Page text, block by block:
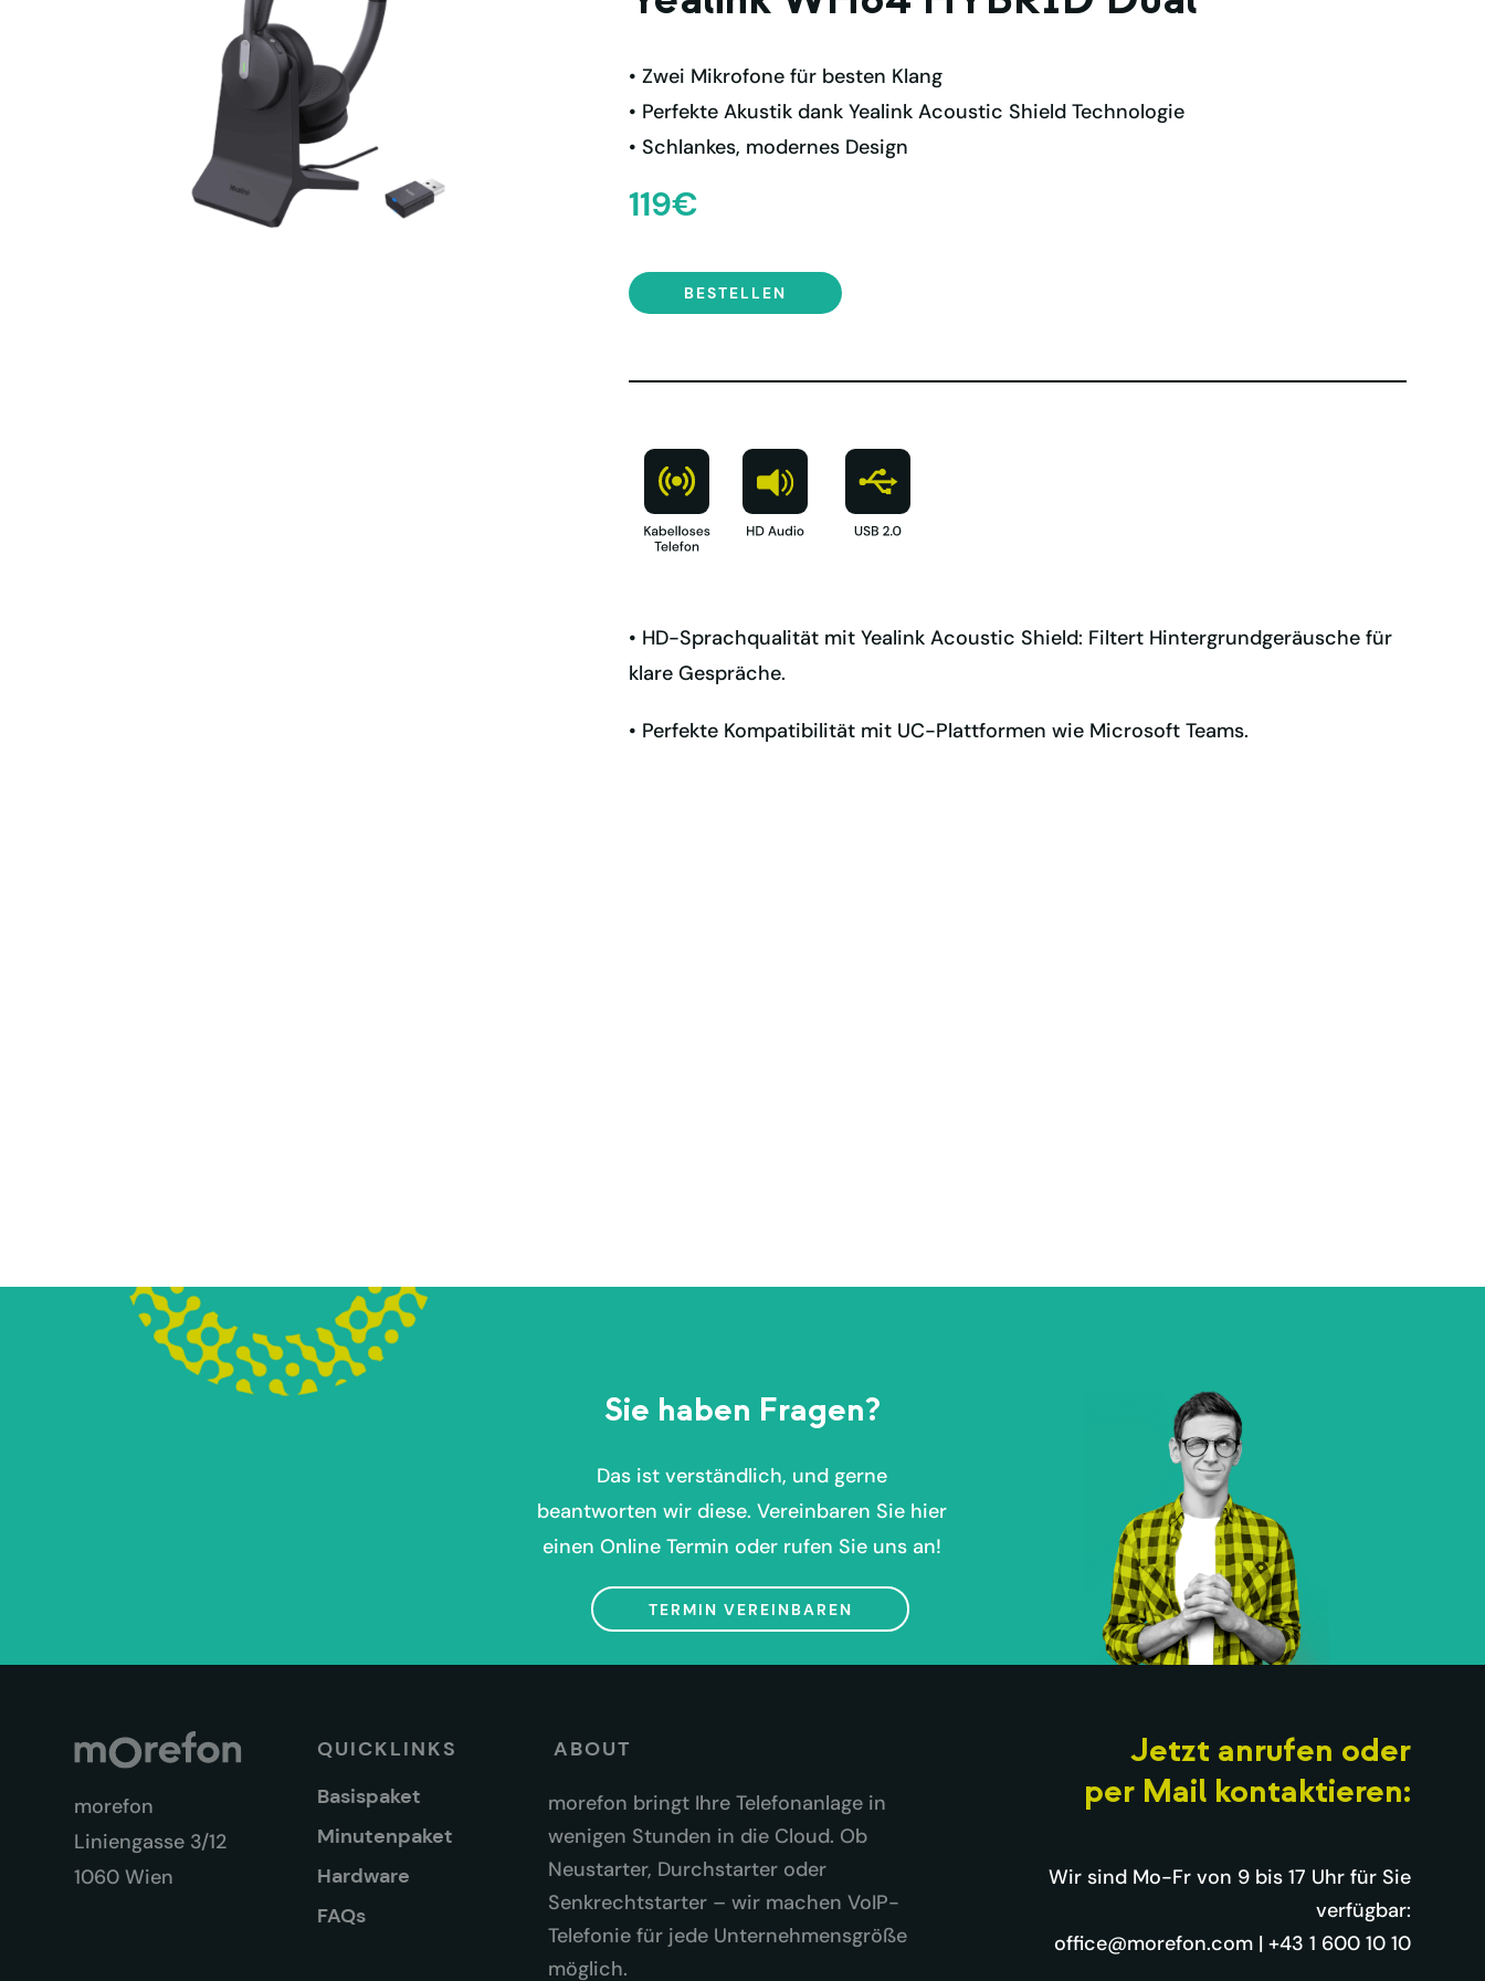
• Zwei Mikrofone für besten Klang
• Perfekte Akustik dank Yealink Acoustic Shield Technologie
• Schlankes, modernes Design
119€
BESTELLEN
• HD-Sprachqualität mit Yealink Acoustic Shield: Filtert Hintergrundgeräusche für
klare Gespräche.
• Perfekte Kompatibilität mit UC-Plattformen wie Microsoft Teams.
Sie haben Fragen?
Das ist verständlich, und gerne
beantworten wir diese. Vereinbaren Sie hier
einen Online Termin oder rufen Sie uns an!
TERMIN VEREINBAREN
morefon
Liniengasse 3/12
1060 Wien
QUICKLINKS
Basispaket
Minutenpaket
Hardware
FAQs
ABOUT
morefon bringt Ihre Telefonanlage in
wenigen Stunden in die Cloud. Ob
Neustarter, Durchstarter oder
Senkrechtstarter – wir machen VoIP-
Telefonie für jede Unternehmensgröße
möglich.
Jetzt anrufen oder
per Mail kontaktieren:
Wir sind Mo-Fr von 9 bis 17 Uhr für Sie
verfügbar:
office@morefon.com| +43 1 600 10 10